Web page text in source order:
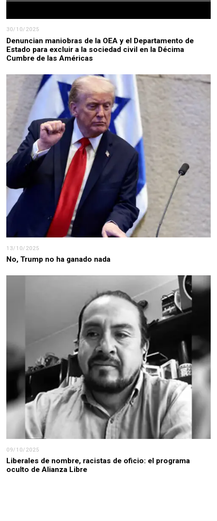
30/10/2025
Denuncian maniobras de la OEA y el Departamento de
Estado para excluir a la sociedad civil en la Décima
Cumbre de las Américas
13/10/2025
No, Trump no ha ganado nada
09/10/2025
Liberales de nombre, racistas de oficio: el programa
oculto de Alianza Libre